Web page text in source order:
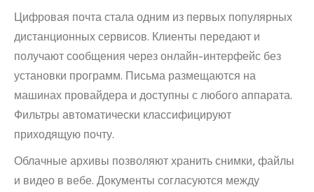
Цифровая почта стала одним из первых популярных
дистанционных сервисов. Клиенты передают и
получают сообщения через онлайн-интерфейс без
установки программ. Письма размещаются на
машинах провайдера и доступны с любого аппарата.
Фильтры автоматически классифицируют
приходящую почту.
Облачные архивы позволяют хранить снимки, файлы
и видео в вебе. Документы согласуются между